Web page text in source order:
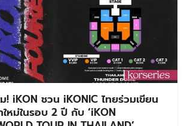
iKON ชวน iKONIC ไทยร่วมเขียน
หม่ในรอบ 2 ปี กับ ‘iKON